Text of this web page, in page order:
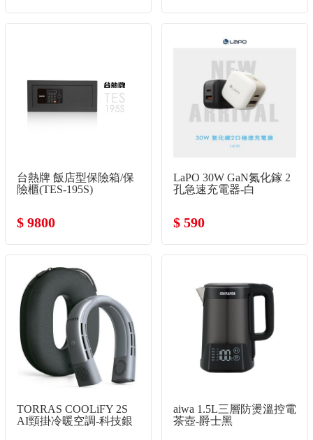
台熱牌 飯店型保險箱/保
險櫃(TES-195S)
$ 9800
LaPO 30W GaN氮化鎵 2
孔急速充電器-白
$ 590
TORRAS COOLiFY 2S
AI頸掛冷暖空調-科技銀
aiwa 1.5L三層防燙溫控電
茶壺-爵士黑